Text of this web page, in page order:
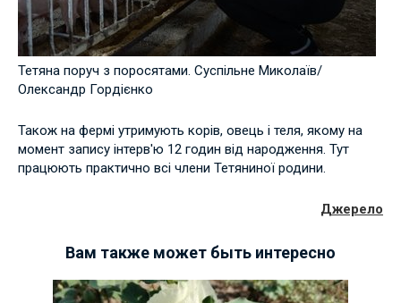
Тетяна поруч з поросятами. Суспільне Миколаїв/
Олександр Гордієнко
Також на фермі утримують корів, овець і теля, якому на
момент запису інтерв'ю 12 годин від народження. Тут
працюють практично всі члени Тетяниної родини.
Джерело
Вам также может быть интересно